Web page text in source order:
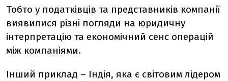
Тобто у податківців та представників компанії
виявилися різні погляди на юридичну
інтерпретацію та економічний сенс операцій
між компаніями.
Інший приклад – Індія, яка є світовим лідером